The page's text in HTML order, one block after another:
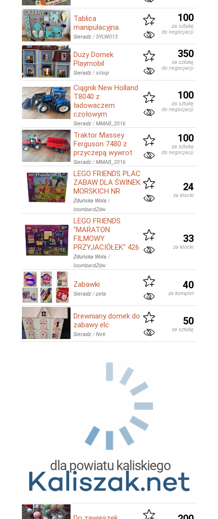
Tablica
manipulacyjna.
Sieradz /SYLWO13
100
za sztukę
do negocjacji
Duży Domek
Playmobil
Sieradz /siloip
350
za sztukę
do negocjacji
Ciągnik New Holland
T8040 z
ładowaczem
czołowym
Sieradz /MMAB_2016
100
za sztukę
do negocjacji
Traktor Massey
Ferguson 7480 z
przyczepą wywrot
Sieradz /MMAB_2016
100
za sztukę
do negocjacji
LEGO FRIENDS PLAC
ZABAW DLA ŚWINEK
MORSKICH NR
Zduńska Wola /
loombardZdw
24
za klocki
LEGO FRIENDS
"MARATON
FILMOWY
PRZYJACIÓŁEK" 426
Zduńska Wola /
loombardZdw
33
za klocki
Zabawki
Sieradz /peta
40
za komplet
Drewniany domek do
zabawy elc
Sieradz /Neti
50
za sztukę